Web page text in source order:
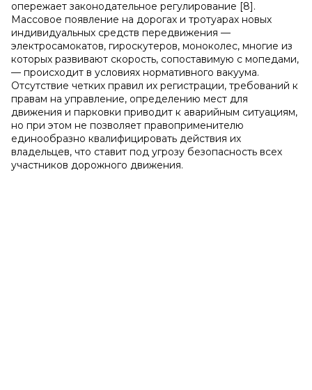
опережает законодательное регулирование [8].
Массовое появление на дорогах и тротуарах новых
индивидуальных средств передвижения —
электросамокатов, гироскутеров, моноколес, многие из
которых развивают скорость, сопоставимую с мопедами,
— происходит в условиях нормативного вакуума.
Отсутствие четких правил их регистрации, требований к
правам на управление, определению мест для
движения и парковки приводит к аварийным ситуациям,
но при этом не позволяет правоприменителю
единообразно квалифицировать действия их
владельцев, что ставит под угрозу безопасность всех
участников дорожного движения.